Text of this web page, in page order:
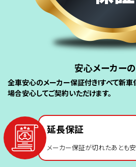
安心メーカー
全車安心のメーカー保証付き!すべて新車
場合安心してご契約いただけます。
延長保証
メーカー保証が切れたあとも安